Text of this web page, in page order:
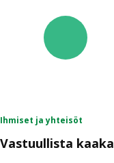
Ihmiset ja yhteisöt
Vastuullista